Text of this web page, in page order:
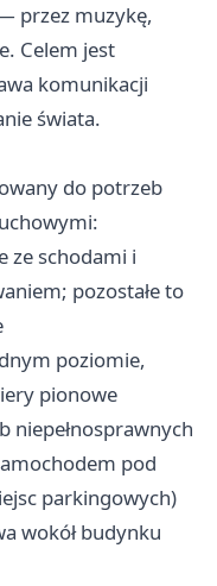
przez muzykę,
Celem jest
komunikacji
świata.
do potrzeb
ze schodami i
pozostałe to
poziomie,
pionowe
niepełnosprawnych
pod
parkingowych)
wokół budynku